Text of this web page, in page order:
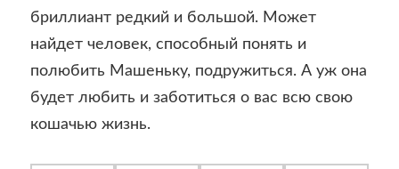
бриллиант редкий и большой. Может
найдет человек, способный понять и
полюбить Машеньку, подружиться. А уж она
будет любить и заботиться о вас всю свою
кошачью жизнь.